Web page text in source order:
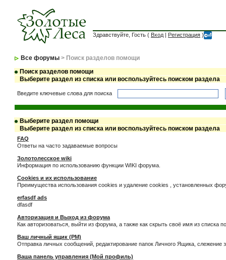
Здравствуйте, Гость ( Вход | Регистрация )
Все форумы > Поиск разделов помощи
Поиск разделов помощи
Выберите раздел из списка или воспользуйтесь поиском раздела
Введите ключевые слова для поиска
Выберите раздел помощи
Выберите раздел из списка или воспользуйтесь поиском раздела
FAQ
Ответы на часто задаваемые вопросы
Золотолесское wiki
Информация по использованию функции WIKI форума.
Cookies и их использование
Преимущества использования cookies и удаление cookies , установленных
erfasdf ads
dfasdf
Авторизация и Выход из форума
Как авторизоваться, выйти из форума, а также как скрыть своё имя из списка
Ваш личный ящик (PM)
Отправка личных сообщений, редактирование папок Личного Ящика,
Ваша панель управления (Мой профиль)